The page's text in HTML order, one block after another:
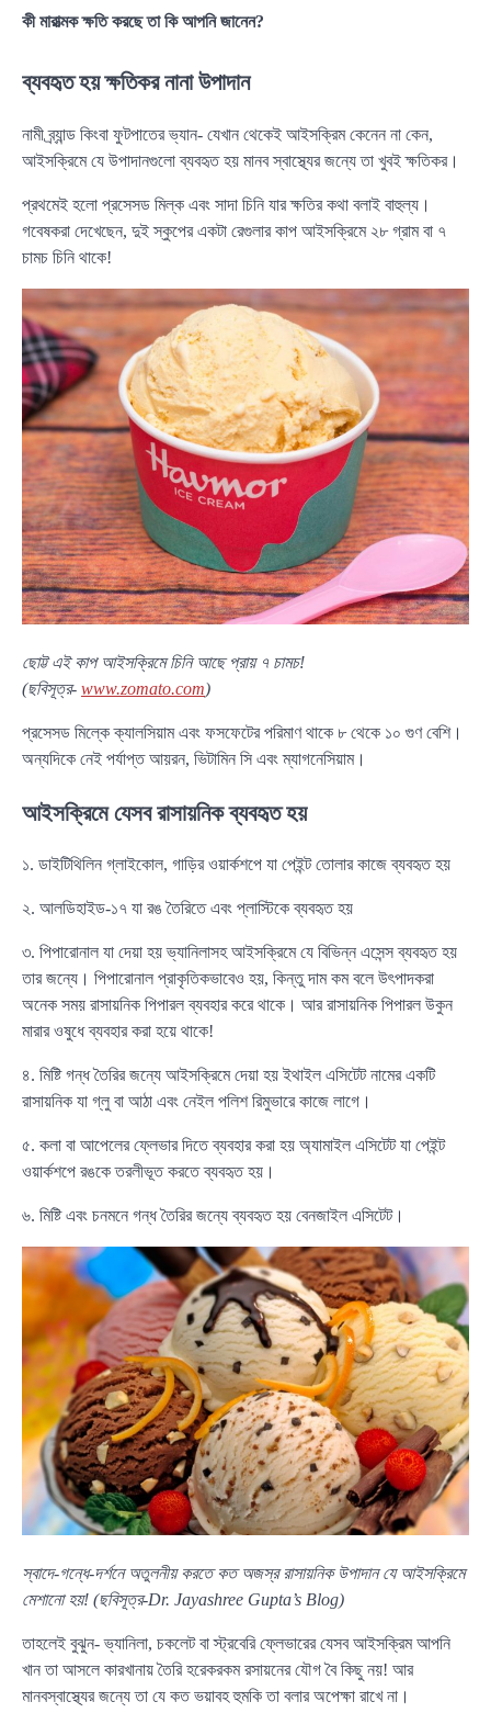
কী মারাত্মক ক্ষতি করছে তা কি আপনি জানেন?
ব্যবহৃত হয় ক্ষতিকর নানা উপাদান
নামী ব্র্যান্ড কিংবা ফুটপাতের ভ্যান- যেখান থেকেই আইসক্রিম কেনেন না কেন,
আইসক্রিমে যে উপাদানগুলো ব্যবহৃত হয় মানব স্বাস্থ্যের জন্যে তা খুবই ক্ষতিকর।
প্রথমেই হলো প্রসেসড মিল্ক এবং সাদা চিনি যার ক্ষতির কথা বলাই বাহুল্য।
গবেষকরা দেখেছেন, দুই স্কুপের একটা রেগুলার কাপ আইসক্রিমে ২৮ গ্রাম বা ৭
চামচ চিনি থাকে!
ছোট্ট এই কাপ আইসক্রিমে চিনি আছে প্রায় ৭ চামচ!
(ছবিসূত্র- www.zomato.com)
প্রসেসড মিল্কে ক্যালসিয়াম এবং ফসফেটের পরিমাণ থাকে ৮ থেকে ১০ গুণ বেশি।
অন্যদিকে নেই পর্যাপ্ত আয়রন, ভিটামিন সি এবং ম্যাগনেসিয়াম।
আইসক্রিমে যেসব রাসায়নিক ব্যবহৃত হয়
১. ডাইটিথিলিন গ্লাইকোল, গাড়ির ওয়ার্কশপে যা পেইন্ট তোলার কাজে ব্যবহৃত হয়
২. আলডিহাইড-১৭ যা রঙ তৈরিতে এবং প্লাস্টিকে ব্যবহৃত হয়
৩. পিপারোনাল যা দেয়া হয় ভ্যানিলাসহ আইসক্রিমে যে বিভিন্ন এসেন্স ব্যবহৃত হয়
তার জন্যে। পিপারোনাল প্রাকৃতিকভাবেও হয়, কিন্তু দাম কম বলে উৎপাদকরা
অনেক সময় রাসায়নিক পিপারল ব্যবহার করে থাকে। আর রাসায়নিক পিপারল উকুন
মারার ওষুধে ব্যবহার করা হয়ে থাকে!
৪. মিষ্টি গন্ধ তৈরির জন্যে আইসক্রিমে দেয়া হয় ইথাইল এসিটেট নামের একটি
রাসায়নিক যা গ্লু বা আঠা এবং নেইল পলিশ রিমুভারে কাজে লাগে।
৫. কলা বা আপেলের ফ্লেভার দিতে ব্যবহার করা হয় অ্যামাইল এসিটেট যা পেইন্ট
ওয়ার্কশপে রঙকে তরলীভূত করতে ব্যবহৃত হয়।
৬. মিষ্টি এবং চনমনে গন্ধ তৈরির জন্যে ব্যবহৃত হয় বেনজাইল এসিটেট।
স্বাদে-গন্ধে-দর্শনে অতুলনীয় করতে কত অজস্র রাসায়নিক উপাদান যে আইসক্রিমে
মেশানো হয়! (ছবিসূত্র-Dr. Jayashree Gupta’s Blog)
তাহলেই বুঝুন- ভ্যানিলা, চকলেট বা স্ট্রবেরি ফ্লেভারের যেসব আইসক্রিম আপনি
খান তা আসলে কারখানায় তৈরি হরেকরকম রসায়নের যৌগ বৈ কিছু নয়! আর
মানবস্বাস্থ্যের জন্যে তা যে কত ভয়াবহ হুমকি তা বলার অপেক্ষা রাখে না।